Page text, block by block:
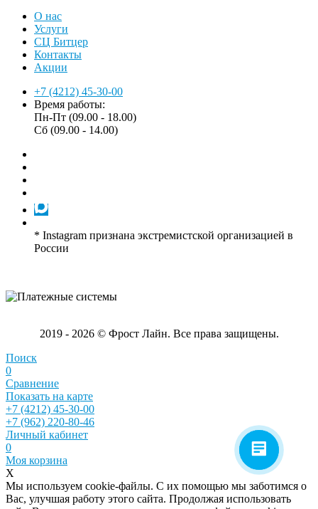
О нас
Услуги
СЦ Битцер
Контакты
Акции
+7 (4212) 45-30-00
Время работы:
Пн-Пт (09.00 - 18.00)
Сб (09.00 - 14.00)
* Instagram признана экстремистской организацией в
России
2019 - 2026 © Фрост Лайн. Все права защищены.
Поиск
0
Сравнение
Показать на карте
+7 (4212) 45-30-00
+7 (962) 220-80-46
Личный кабинет
0
Моя корзина
X
Мы используем cookie-файлы. С их помощью мы заботимся о
Вас, улучшая работу этого сайта. Продолжая использовать